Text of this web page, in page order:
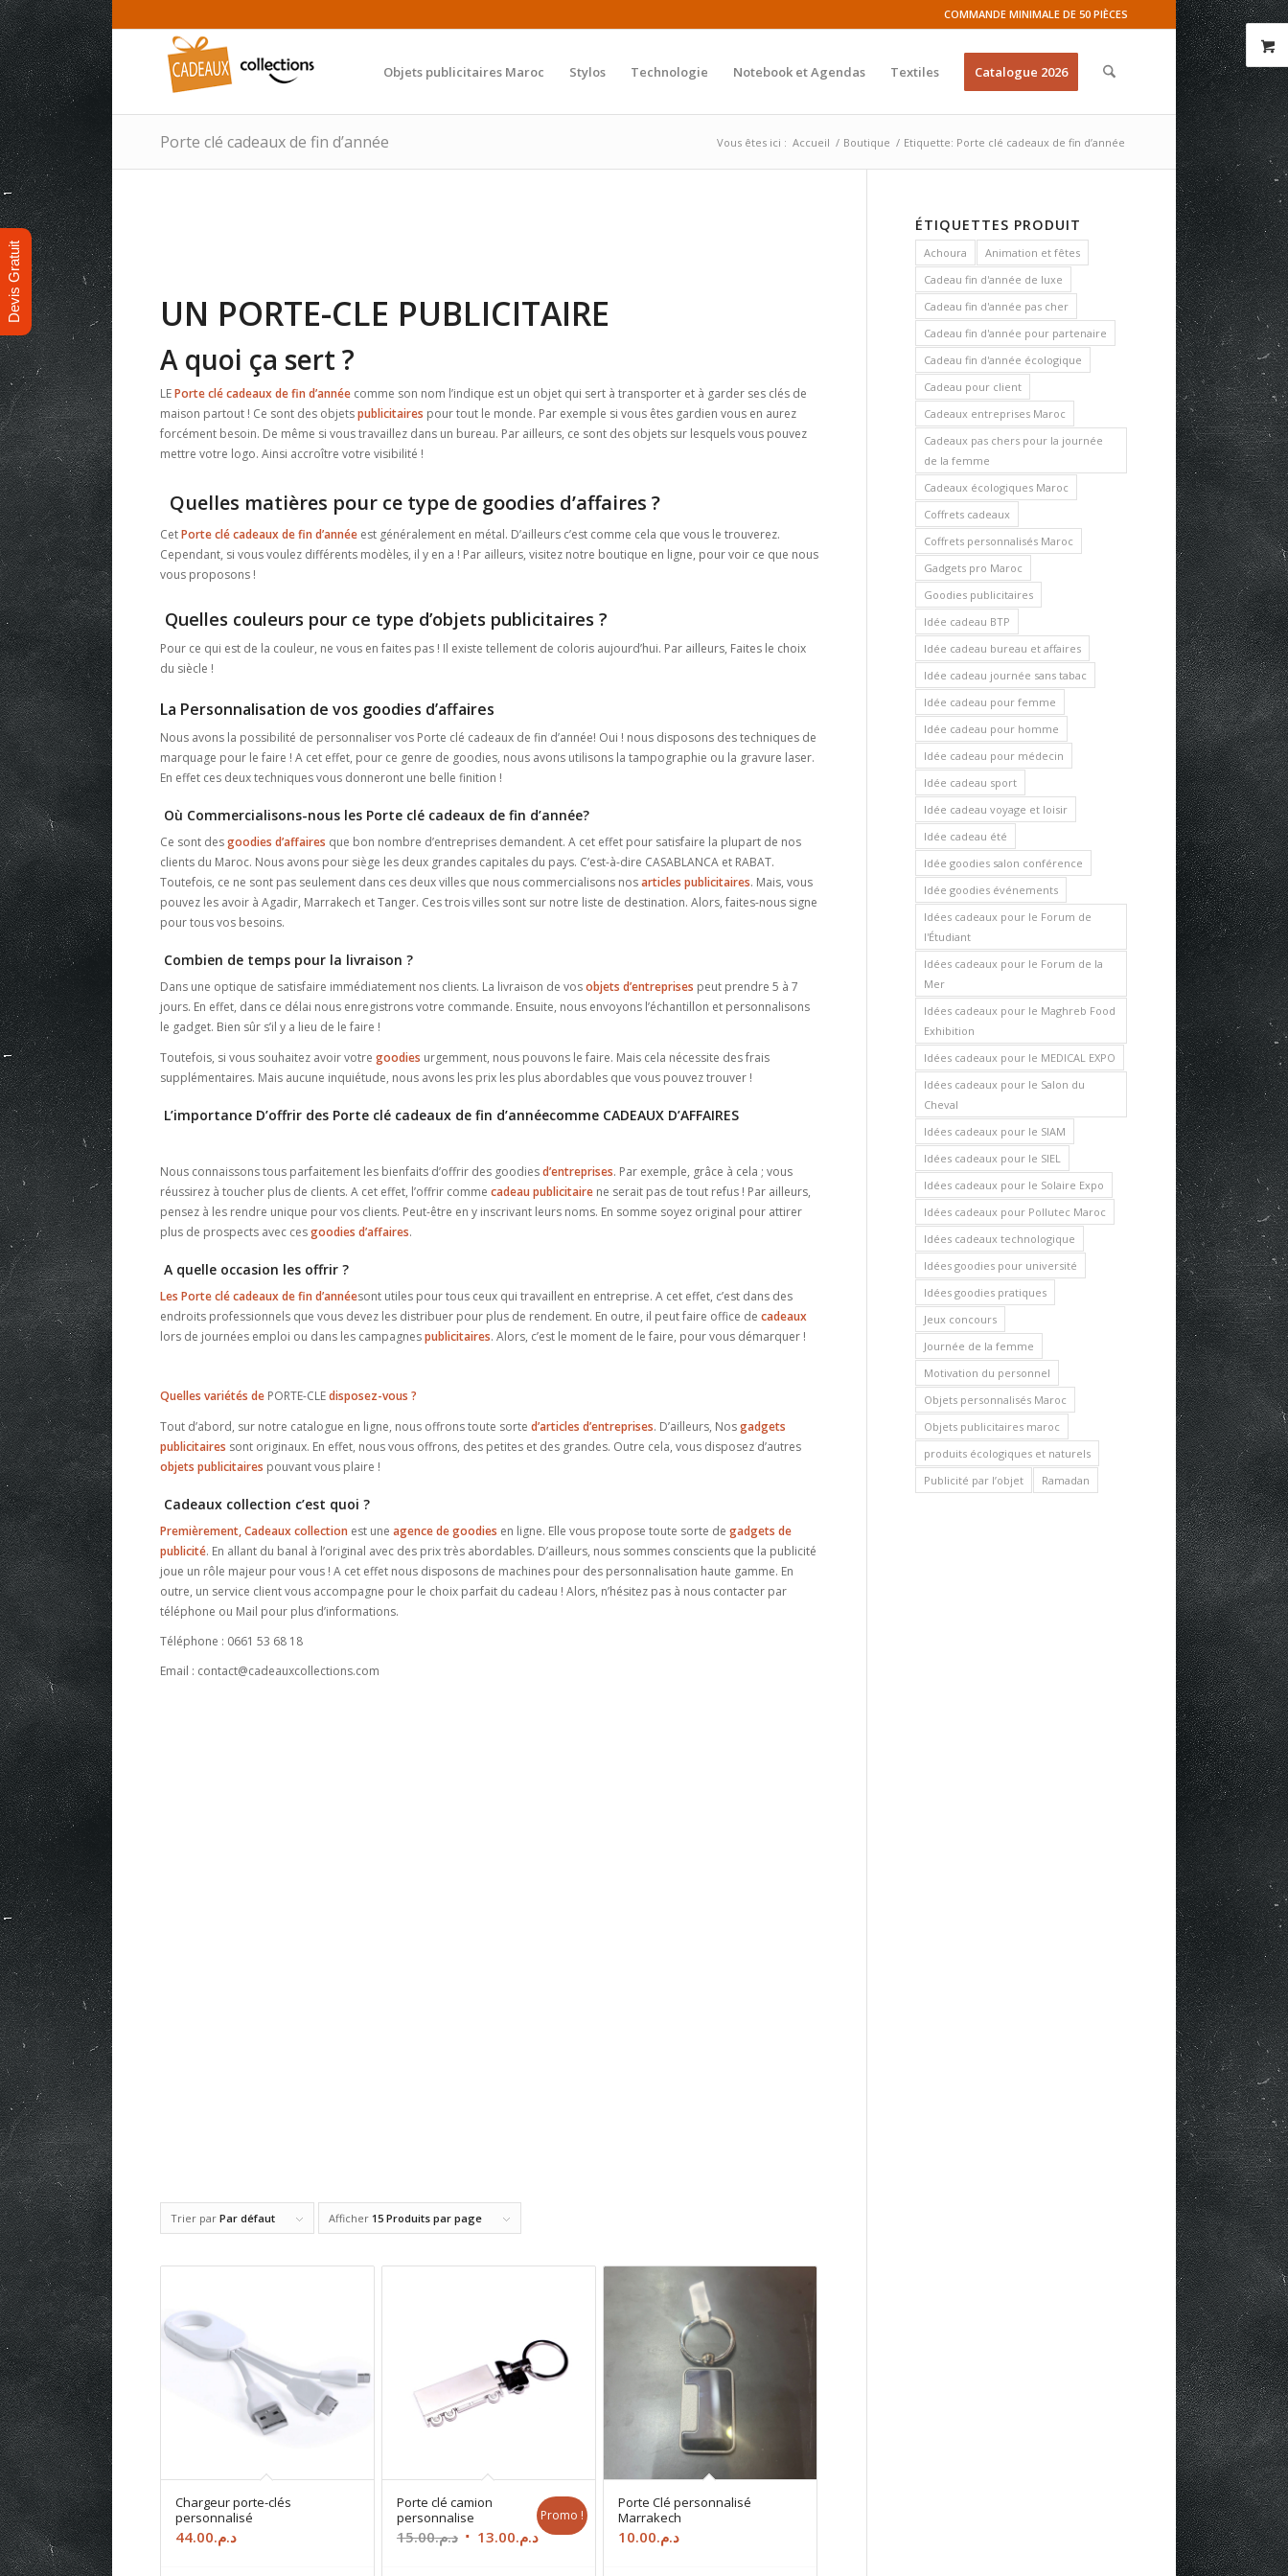
COMMANDE MINIMALE DE 50 PIÈCES
Objets publicitaires Maroc Stylos Technologie Notebook et Agendas Textiles Catalogue 2026
Porte clé cadeaux de fin d’année Vous êtes ici : Accueil / Boutique / Etiquette: Porte clé cadeaux de fin d’année
UN PORTE-CLE PUBLICITAIRE
A quoi ça sert ?
LEPorte clé cadeaux de fin d’année comme son nom l’indique est un objet qui sert à transporter et à garder ses clés de
maison partout ! Ce sont des objetspublicitaires pour tout le monde. Par exemple si vous êtes gardien vous en aurez
forcément besoin. De même si vous travaillez dans un bureau. Par ailleurs, ce sont des objets sur lesquels vous pouvez
mettre votre logo. Ainsi accroître votre visibilité !
Quelles matières pour ce type de goodies d’affaires ?
CetPorte clé cadeaux de fin d’année est généralement en métal. D’ailleurs c’est comme cela que vous le trouverez.
Cependant, si vous voulez différents modèles, il y en a ! Par ailleurs, visitez notre boutique en ligne, pour voir ce que nous
vous proposons !
Quelles couleurs pour ce type d’objets publicitaires ?
Pour ce qui est de la couleur, ne vous en faites pas ! Il existe tellement de coloris aujourd’hui. Par ailleurs, Faites le choix
du siècle !
La Personnalisation de vos goodies d’affaires
Nous avons la possibilité de personnaliser vos Porte clé cadeaux de fin d’année! Oui ! nous disposons des techniques de
marquage pour le faire ! A cet effet, pour ce genre de goodies, nous avons utilisons la tampographie ou la gravure laser.
En effet ces deux techniques vous donneront une belle finition !
Où Commercialisons-nous les Porte clé cadeaux de fin d’année?
Ce sont desgoodies d’affaires que bon nombre d’entreprises demandent. A cet effet pour satisfaire la plupart de nos
clients du Maroc. Nous avons pour siège les deux grandes capitales du pays. C’est-à-dire CASABLANCA et RABAT.
Toutefois, ce ne sont pas seulement dans ces deux villes que nous commercialisons nosarticles publicitaires. Mais, vous
pouvez les avoir à Agadir, Marrakech et Tanger. Ces trois villes sont sur notre liste de destination. Alors, faites-nous signe
pour tous vos besoins.
Combien de temps pour la livraison ?
Dans une optique de satisfaire immédiatement nos clients. La livraison de vosobjets d’entreprises peut prendre 5 à 7
jours. En effet, dans ce délai nous enregistrons votre commande. Ensuite, nous envoyons l’échantillon et personnalisons
le gadget. Bien sûr s’il y a lieu de le faire !
Toutefois, si vous souhaitez avoir votre goodies urgemment, nous pouvons le faire. Mais cela nécessite des frais
supplémentaires. Mais aucune inquiétude, nous avons les prix les plus abordables que vous pouvez trouver !
L’importance D’offrir des Porte clé cadeaux de fin d’annéecomme CADEAUX D’AFFAIRES
Nous connaissons tous parfaitement les bienfaits d’offrir des goodiesd’entreprises. Par exemple, grâce à cela ; vous
réussirez à toucher plus de clients. A cet effet, l’offrir comme cadeau publicitaire ne serait pas de tout refus ! Par ailleurs,
pensez à les rendre unique pour vos clients. Peut-être en y inscrivant leurs noms. En somme soyez original pour attirer
plus de prospects avec cesgoodies d’affaires.
A quelle occasion les offrir ?
Les Porte clé cadeaux de fin d’annéesont utiles pour tous ceux qui travaillent en entreprise. A cet effet, c’est dans des
endroits professionnels que vous devez les distribuer pour plus de rendement. En outre, il peut faire office de cadeaux
lors de journées emploi ou dans les campagnespublicitaires. Alors, c’est le moment de le faire, pour vous démarquer !
Quelles variétés de PORTE-CLEdisposez-vous ?
Tout d’abord, sur notre catalogue en ligne, nous offrons toute sorte d’articles d’entreprises. D’ailleurs, Nosgadgets
publicitaires sont originaux. En effet, nous vous offrons, des petites et des grandes. Outre cela, vous disposez d’autres
objets publicitaires pouvant vous plaire !
Cadeaux collection c’est quoi ?
Premièrement, Cadeaux collection est une agence de goodies en ligne. Elle vous propose toute sorte de gadgets de
publicité. En allant du banal à l’original avec des prix très abordables. D’ailleurs, nous sommes conscients que la publicité
joue un rôle majeur pour vous ! A cet effet nous disposons de machines pour des personnalisation haute gamme. En
outre, un service client vous accompagne pour le choix parfait du cadeau ! Alors, n’hésitez pas à nous contacter par
téléphone ou Mail pour plus d’informations.
Téléphone : 0661 53 68 18
Email : contact@cadeauxcollections.com
Trier par Par défaut Afficher 15 Produits par page
Chargeur porte-clés
personnalisé
د.م.44.00
Porte clé camion
personnalise
د.م.15.00
Le
د.م.13.00
Le
Promo !
Porte Clé personnalisé
Marrakech
د.م.10.00
ÉTIQUETTES PRODUIT
Achoura
Animation et fêtes
Cadeau fin d'année de luxe
Cadeau fin d'année pas cher
Cadeau fin d'année pour partenaire
Cadeau fin d'année écologique
Cadeau pour client
Cadeaux entreprises Maroc
Cadeaux pas chers pour la journée
de la femme
Cadeaux écologiques Maroc
Coffrets cadeaux
Coffrets personnalisés Maroc
Gadgets pro Maroc
Goodies publicitaires
Idée cadeau BTP
Idée cadeau bureau et affaires
Idée cadeau journée sans tabac
Idée cadeau pour femme
Idée cadeau pour homme
Idée cadeau pour médecin
Idée cadeau sport
Idée cadeau voyage et loisir
Idée cadeau été
Idée goodies salon conférence
Idée goodies événements
Idées cadeaux pour le Forum de
l'Étudiant
Idées cadeaux pour le Forum de la
Mer
Idées cadeaux pour le Maghreb Food
Exhibition
Idées cadeaux pour le MEDICAL EXPO
Idées cadeaux pour le Salon du
Cheval
Idées cadeaux pour le SIAM
Idées cadeaux pour le SIEL
Idées cadeaux pour le Solaire Expo
Idées cadeaux pour Pollutec Maroc
Idées cadeaux technologique
Idées goodies pour université
Idées goodies pratiques
Jeux concours
Journée de la femme
Motivation du personnel
Objets personnalisés Maroc
Objets publicitaires maroc
produits écologiques et naturels
Publicité par l’objet
Ramadan
Devis Gratuit